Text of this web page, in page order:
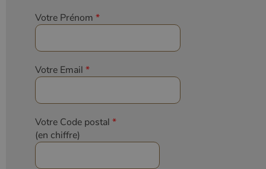
Votre Prénom *
Votre Email *
Votre Code postal *
(en chiffre)